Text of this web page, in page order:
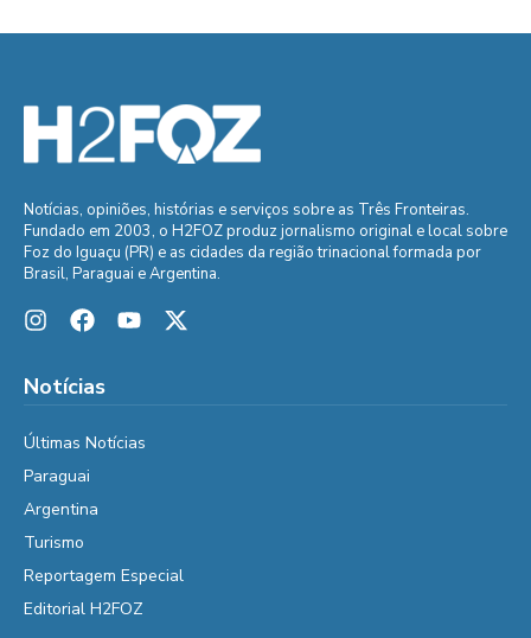
Notícias, opiniões, histórias e serviços sobre as Três Fronteiras.
Fundado em 2003, o H2FOZ produz jornalismo original e local sobre
Foz do Iguaçu (PR) e as cidades da região trinacional formada por
Brasil, Paraguai e Argentina.
Notícias
Últimas Notícias
Paraguai
Argentina
Turismo
Reportagem Especial
Editorial H2FOZ